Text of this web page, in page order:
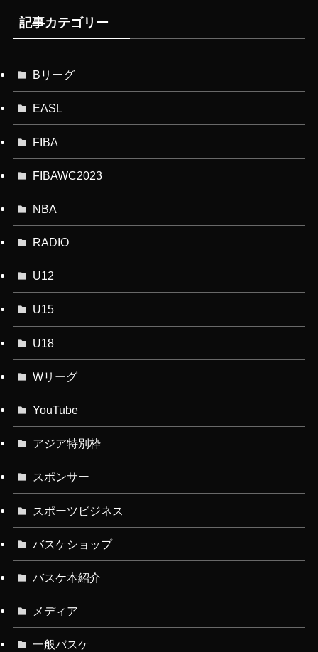
記事カテゴリー
Bリーグ
EASL
FIBA
FIBAWC2023
NBA
RADIO
U12
U15
U18
Wリーグ
YouTube
アジア特別枠
スポンサー
スポーツビジネス
バスケショップ
バスケ本紹介
メディア
一般バスケ